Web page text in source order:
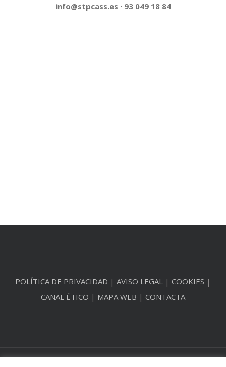
info@stpcass.es · 93 049 18 84
POLÍTICA DE PRIVACIDAD | AVISO LEGAL | COOKIES |
CANAL ÉTICO | MAPA WEB | CONTACTA